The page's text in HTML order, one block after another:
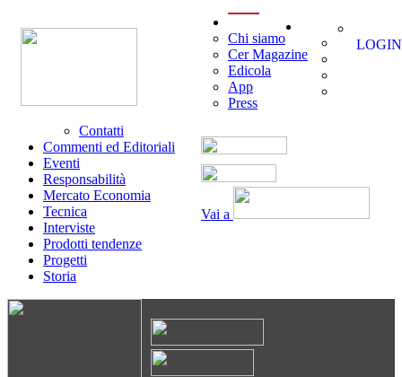
Vai a
Chi siamo
Cer Magazine
Edicola
App
Press
Contatti
Commenti ed Editoriali
Eventi
Responsabilità
Mercato Economia
Tecnica
Interviste
Prodotti tendenze
Progetti
Storia
LOGIN